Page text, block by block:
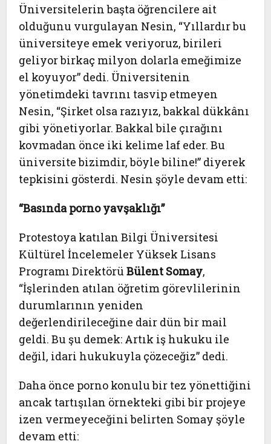
Üniversitelerin başta öğrencilere ait
olduğunu vurgulayan Nesin, “Yıllardır bu
üniversiteye emek veriyoruz, birileri
geliyor birkaç milyon dolarla emeğimize
el koyuyor” dedi. Üniversitenin
yönetimdeki tavrını tasvip etmeyen
Nesin, “Şirket olsa razıyız, bakkal dükkânı
gibi yönetiyorlar. Bakkal bile çırağını
kovmadan önce iki kelime laf eder. Bu
üniversite bizimdir, böyle biline!” diyerek
tepkisini gösterdi. Nesin şöyle devam etti:
“Basında porno yavşaklığı”
Protestoya katılan Bilgi Üniversitesi
Kültürel İncelemeler Yüksek Lisans
Programı DirektörüBülent Somay,
“İşlerinden atılan öğretim görevlilerinin
durumlarının yeniden
değerlendirileceğine dair dün bir mail
geldi. Bu şu demek: Artık iş hukuku ile
değil, idari hukukuyla çözeceğiz” dedi.
Daha önce porno konulu bir tez yönettiğini
ancak tartışılan örnekteki gibi bir projeye
izen vermeyeceğini belirten Somay şöyle
devam etti: